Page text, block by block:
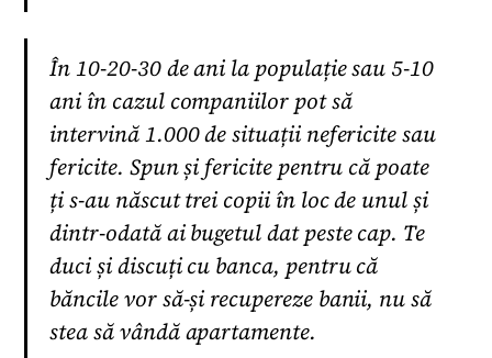
În 10-20-30 de ani la populație sau 5-10
ani în cazul companiilor pot să
intervină 1.000 de situații nefericite sau
fericite. Spun și fericite pentru că poate
ți s-au născut trei copii în loc de unul și
dintr-odată ai bugetul dat peste cap. Te
duci și discuți cu banca, pentru că
băncile vor să-și recupereze banii, nu să
stea să vândă apartamente.